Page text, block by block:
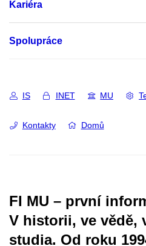
Kariéra
Spolupráce
IS INET MU
Kontakty Domů
FI MU – první
V historii, ve vědě,
studia. Od roku